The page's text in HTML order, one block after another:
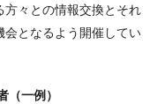
々との情報交換とそれ
会となるよう開催してい
一例）